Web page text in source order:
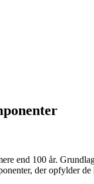
end 100 år.
der opfylder de